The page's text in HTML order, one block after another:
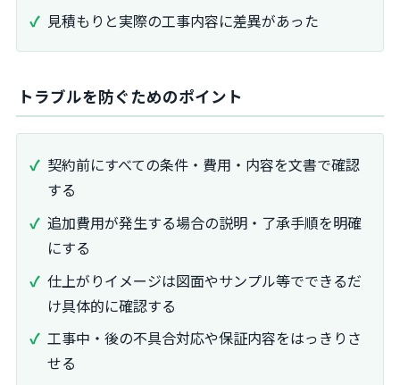
見積もりと実際の工事内容に差異があった
トラブルを防ぐためのポイント
契約前にすべての条件・費用・内容を文書で確認
する
追加費用が発生する場合の説明・了承手順を明確
にする
仕上がりイメージは図面やサンプル等でできるだ
け具体的に確認する
工事中・後の不具合対応や保証内容をはっきりさ
せる